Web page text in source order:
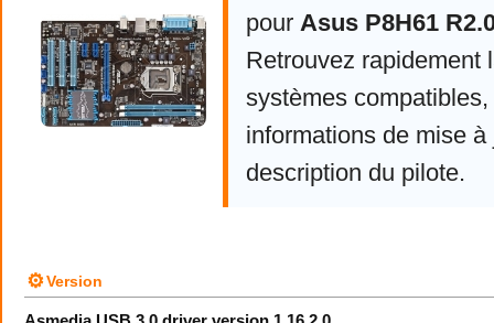
pour Asus P8H61
Retrouvez rapidement
systèmes compatibles,
informations de mise à
description du pilote.
⚙Version